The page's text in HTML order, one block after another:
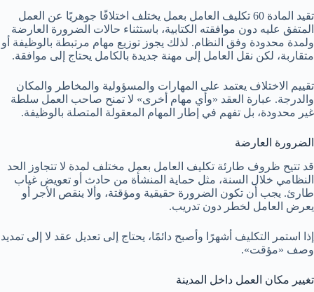
تقيد المادة 60 تكليف العامل بعمل يختلف اختلافًا جوهريًا عن العمل
المتفق عليه دون موافقته الكتابية، باستثناء حالات الضرورة العارضة
ولمدة محدودة وفق النظام. لذلك يجوز توزيع مهام مرتبطة بالوظيفة أو
متقاربة، لكن نقل العامل إلى مهنة جديدة بالكامل يحتاج إلى موافقة.
تقييم الاختلاف يعتمد على المهارات والمسؤولية والمخاطر والمكان
والدرجة. عبارة العقد «وأي مهام أخرى» لا تمنح صاحب العمل سلطة
غير محدودة، بل تفهم في إطار المهام المعقولة المتصلة بالوظيفة.
الضرورة العارضة
قد تتيح ظروف طارئة تكليف العامل بعمل مختلف لمدة لا تتجاوز الحد
النظامي خلال السنة، مثل حماية المنشأة من حادث أو تعويض غياب
طارئ. يجب أن تكون الضرورة حقيقية ومؤقتة، وألا ينقص الأجر أو
يعرض العامل لخطر دون تدريب.
إذا استمر التكليف أشهرًا وأصبح دائمًا، يحتاج إلى تعديل عقد لا إلى تمديد
وصف «مؤقت».
تغيير مكان العمل داخل المدينة